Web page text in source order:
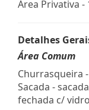
Área Privativa -
Detalhes
Área Comum
Churrasqueira
Sacada -
fechada c/